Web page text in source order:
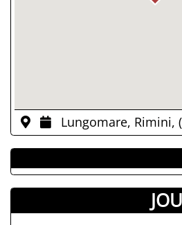
Lungomare, Rimini,